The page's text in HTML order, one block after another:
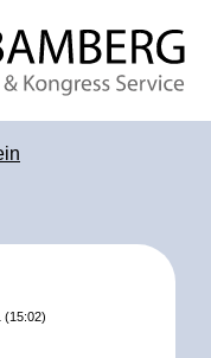
(15:02)